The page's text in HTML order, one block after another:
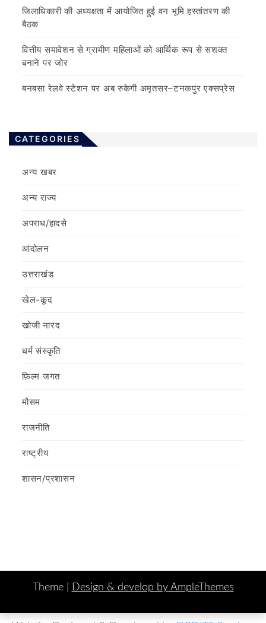
जिलाधिकारी की अध्यक्षता में आयोजित हुई वन भूमि हस्तांतरण की
बैठक
वित्तीय समावेशन से ग्रामीण महिलाओं को आर्थिक रूप से सशक्त
बनाने पर जोर
बनबसा रेलवे स्टेशन पर अब रुकेगी अमृतसर–टनकपुर एक्सप्रेस
CATEGORIES
अन्य खबर
अन्य राज्य
अपराध/हादसे
आंदोलन
उत्तराखंड
खेल-कूद
खोजी नारद
धर्म संस्कृति
फ़िल्‍म जगत
मौसम
राजनीति
राष्ट्रीय
शासन/प्रशासन
Theme | Design & develop by AmpleThemes